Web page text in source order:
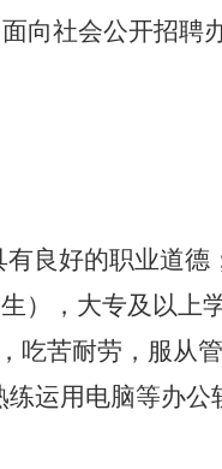
向社会公开招聘
良好的职业道德
），大专及以上
吃苦耐劳，服从管
运用电脑等办